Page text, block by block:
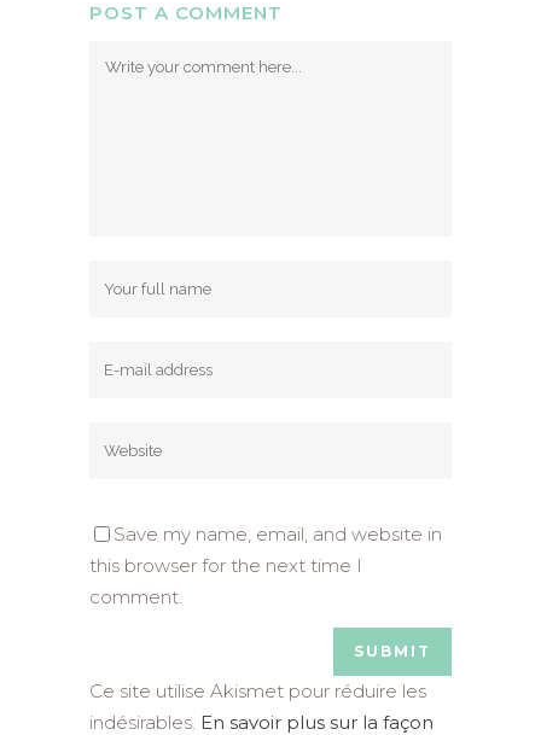
POST A COMMENT
Save my name, email, and website in
this browser for the next time I
comment.
Ce site utilise Akismet pour réduire les
indésirables. En savoir plus sur la façon